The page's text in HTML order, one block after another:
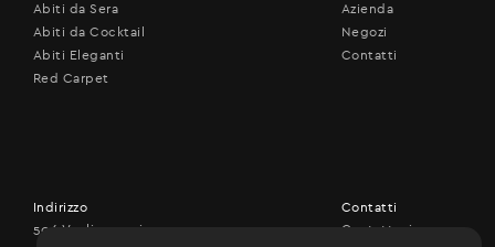
Abiti da Sera
Abiti da Cocktail
Abiti Eleganti
Red Carpet
Azienda
Negozi
Contatti
Indirizzo
506 Vouliagmenis ave.,
Contatti
Contattaci